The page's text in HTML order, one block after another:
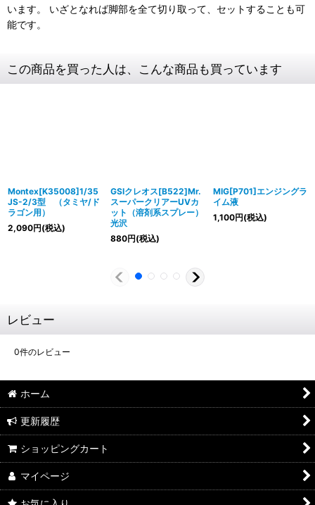
います。 いざとなれば脚部を全て切り取って、セットすることも可
能です。
この商品を買った人は、こんな商品も買っています
Montex[K35008]1/35
JS-2/3型 （タミヤ/ド
ラゴン用）
2,090円(税込)
GSIクレオス[B522]Mr.
スーパークリアーUVカ
ット（溶剤系スプレー）
光沢
880円(税込)
MIG[P701]エンジングラ
イム液
1,100円(税込)
レビュー
0件のレビュー
ホーム
更新履歴
ショッピングカート
マイページ